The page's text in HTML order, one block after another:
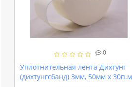
0
Уплотнительная лента Дихтунг
(дихтунгсбанд) 3мм, 50мм х 30п.м